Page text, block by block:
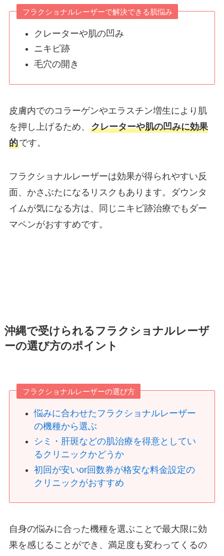
フラクショナルレーザーで解決できる肌悩み
クレーターや肌の凹み
ニキビ跡
毛穴の開き
皮膚内でのコラーゲンやエラスチン増生により肌
を押し上げるため、 クレーターや肌の凹みに効果
的です。
フラクショナルレーザーは効果が得られやすい反
面、かさぶたになるリスクもあります。ダウンタ
イムが気になる方は、同じニキビ跡治療でもダー
マペンがおすすめです。
沖縄で受けられるフラクショナルレーザ
ーの選び方のポイント
フラクショナルレーザーの選び方
悩みに合わせたフラクショナルレーザー
の機種から選ぶ
シミ・肝斑などの肌治療を得意としてい
るクリニックかどうか
初回が安いor回数券が格安な料金設定の
クリニックがおすすめ
自身の悩みに合った機種を選ぶことで最大限に効
果を感じることができ、満足度も変わってくるの